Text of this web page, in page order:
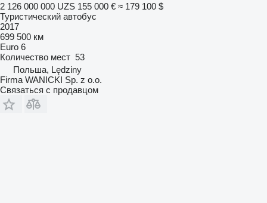
2 126 000 000 UZS 155 000 € ≈ 179 100 $
Туристический автобус
2017
699 500 км
Euro 6
Количество мест 53
Польша, Lędziny
Firma WANICKI Sp. z o.o.
Связаться с продавцом